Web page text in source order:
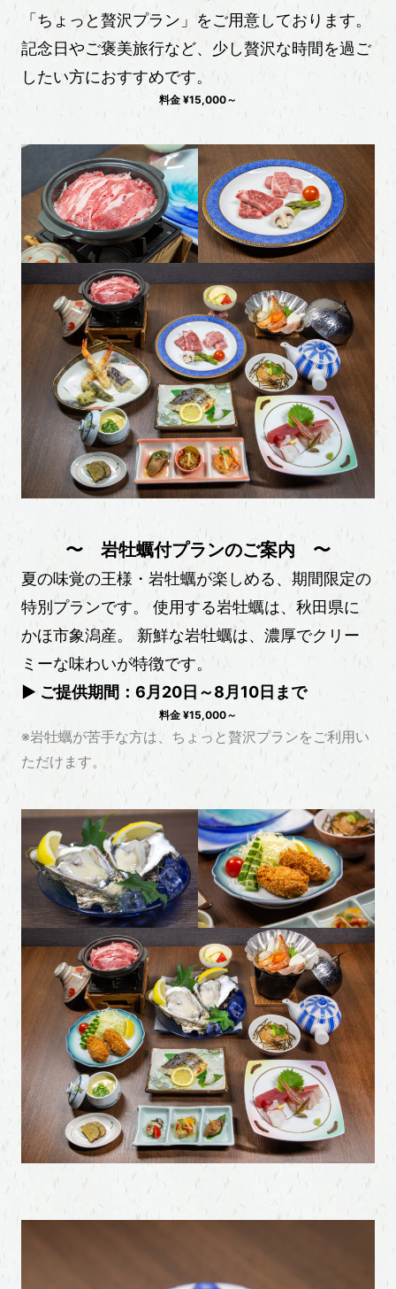
「ちょっと贅沢プラン」をご用意しております。
記念日やご褒美旅行など、少し贅沢な時間を過ご
したい方におすすめです。
料金 ¥15,000～
〜 岩牡蠣付プランのご案内 〜
夏の味覚の王様・岩牡蠣が楽しめる、期間限定の
特別プランです。
使用する岩牡蠣は、秋田県に
かほ市象潟産。
新鮮な岩牡蠣は、濃厚でクリー
ミーな味わいが特徴です。
▶︎ ご提供期間：6月20日～8月10日まで
料金 ¥15,000～
※岩牡蠣が苦手な方は、ちょっと贅沢プランをご利用い
ただけます。